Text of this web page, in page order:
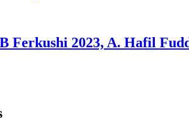
Ferkushi 2023, A. Hafil